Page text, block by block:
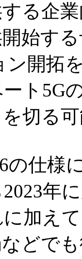
る企
始す
ン開拓
ト5G
切る
の仕様
年
加え
どで